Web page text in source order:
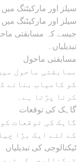
سیلز اور مارکیٹنگ میں
سیلز اور مارکیٹنگ
جیسے کہ مسابقتی
تبدیلیاں۔
مسابقتی ماحول
مسابقتی ماحول
کو کامیاب بنانے
کرنا پڑتا ہے۔
گاہک کی توقعات
گاہک کی توقعات
کے لئے ایک بڑا
ٹیکنالوجی کی تبدیلیاں